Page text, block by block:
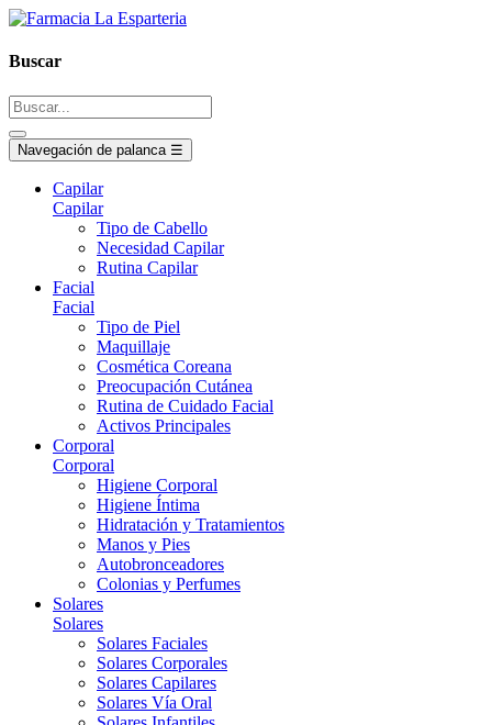
Buscar
Navegación de palanca ☰
Capilar
Capilar
Tipo de Cabello
Necesidad Capilar
Rutina Capilar
Facial
Facial
Tipo de Piel
Maquillaje
Cosmética Coreana
Preocupación Cutánea
Rutina de Cuidado Facial
Activos Principales
Corporal
Corporal
Higiene Corporal
Higiene Íntima
Hidratación y Tratamientos
Manos y Pies
Autobronceadores
Colonias y Perfumes
Solares
Solares
Solares Faciales
Solares Corporales
Solares Capilares
Solares Vía Oral